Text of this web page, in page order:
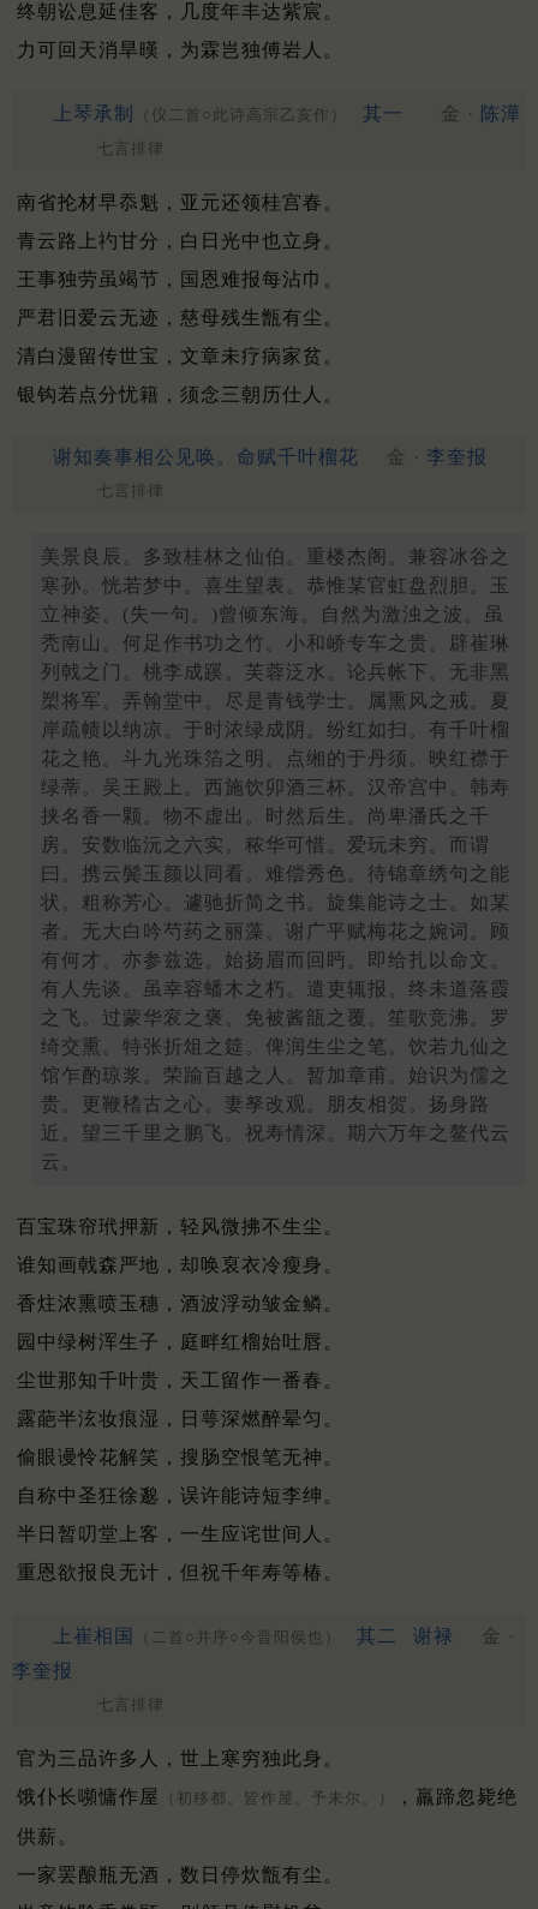
终朝讼息延佳客，几度年丰达紫宸。
力可回天消旱暵，为霖岂独傅岩人。
上琴承制 （仪二首○此诗高宗乙亥作） 其一 金 · 陈澕
七言排律
南省抡材早忝魁，亚元还领桂宫春。
青云路上礿甘分，白日光中也立身。
王事独劳虽竭节，国恩难报每沾巾。
严君旧爱云无迹，慈母残生甑有尘。
清白漫留传世宝，文章未疗病家贫。
银钩若点分忧籍，须念三朝历仕人。
谢知奏事相公见唤。命赋千叶榴花 金 · 李奎报
七言排律
美景良辰。多致桂林之仙伯。重楼杰阁。兼容冰谷之
寒孙。恍若梦中。喜生望表。恭惟某官虹盘烈胆。玉
立神姿。(失一句。)曾倾东海。自然为激浊之波。虽
秃南山。何足作书功之竹。小和峤专车之贵。辟崔琳
列戟之门。桃李成蹊。芙蓉泛水。论兵帐下。无非黑
槊将军。弄翰堂中。尽是青钱学士。属熏风之戒。夏
岸疏帻以纳凉。于时浓绿成阴。纷红如扫。有千叶榴
花之艳。斗九光珠箔之明。点缃的于丹须。映红襟于
绿蒂。吴王殿上。西施饮卯酒三杯。汉帝宫中。韩寿
挟名香一颗。物不虚出。时然后生。尚卑潘氏之千
房。安数临沅之六实。秾华可惜。爱玩未穷。而谓
曰。携云鬓玉颜以同看。难偿秀色。待锦章绣句之能
状。粗称芳心。遽驰折简之书。旋集能诗之士。如某
者。无大白吟芍药之丽藻。谢广平赋梅花之婉词。顾
有何才。亦参兹选。始扬眉而回眄。即给扎以命文。
有人先谈。虽幸容蟠木之朽。遣吏辄报。终未道落霞
之飞。过蒙华衮之褒。免被酱瓿之覆。笙歌竞沸。罗
绮交熏。特张折俎之筵。俾润生尘之笔。饮若九仙之
馆乍酌琼浆。荣踰百越之人。暂加章甫。始识为儒之
贵。更鞭䅲古之心。妻孥改观。朋友相贺。扬身路
近。望三千里之鹏飞。祝寿情深。期六万年之鳌代云
云。
百宝珠帘玳押新，轻风微拂不生尘。
谁知画戟森严地，却唤裒衣冷瘦身。
香炷浓熏喷玉穗，酒波浮动皱金鳞。
园中绿树浑生子，庭畔红榴始吐唇。
尘世那知千叶贵，天工留作一番春。
露葩半泫妆痕湿，日萼深燃醉晕匀。
偷眼谩怜花解笑，搜肠空恨笔无神。
自称中圣狂徐邈，误许能诗短李绅。
半日暂叨堂上客，一生应诧世间人。
重恩欲报良无计，但祝千年寿等椿。
上崔相国 （二首○并序○今晋阳侯也） 其二 谢禄
金 ·
李奎报
七言排律
官为三品许多人，世上寒穷独此身。
饿仆长嚬慵作屋
（初移都。皆作屋。予未尔。）
，羸蹄忽毙绝
供薪。
一家罢酿瓶无酒，数日停炊甑有尘。